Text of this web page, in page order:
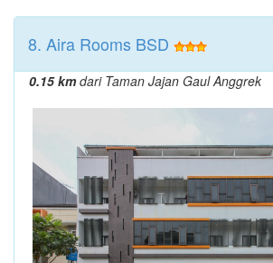
8. Aira Rooms BSD
0.15 kmdari Taman Jajan Gaul Anggrek